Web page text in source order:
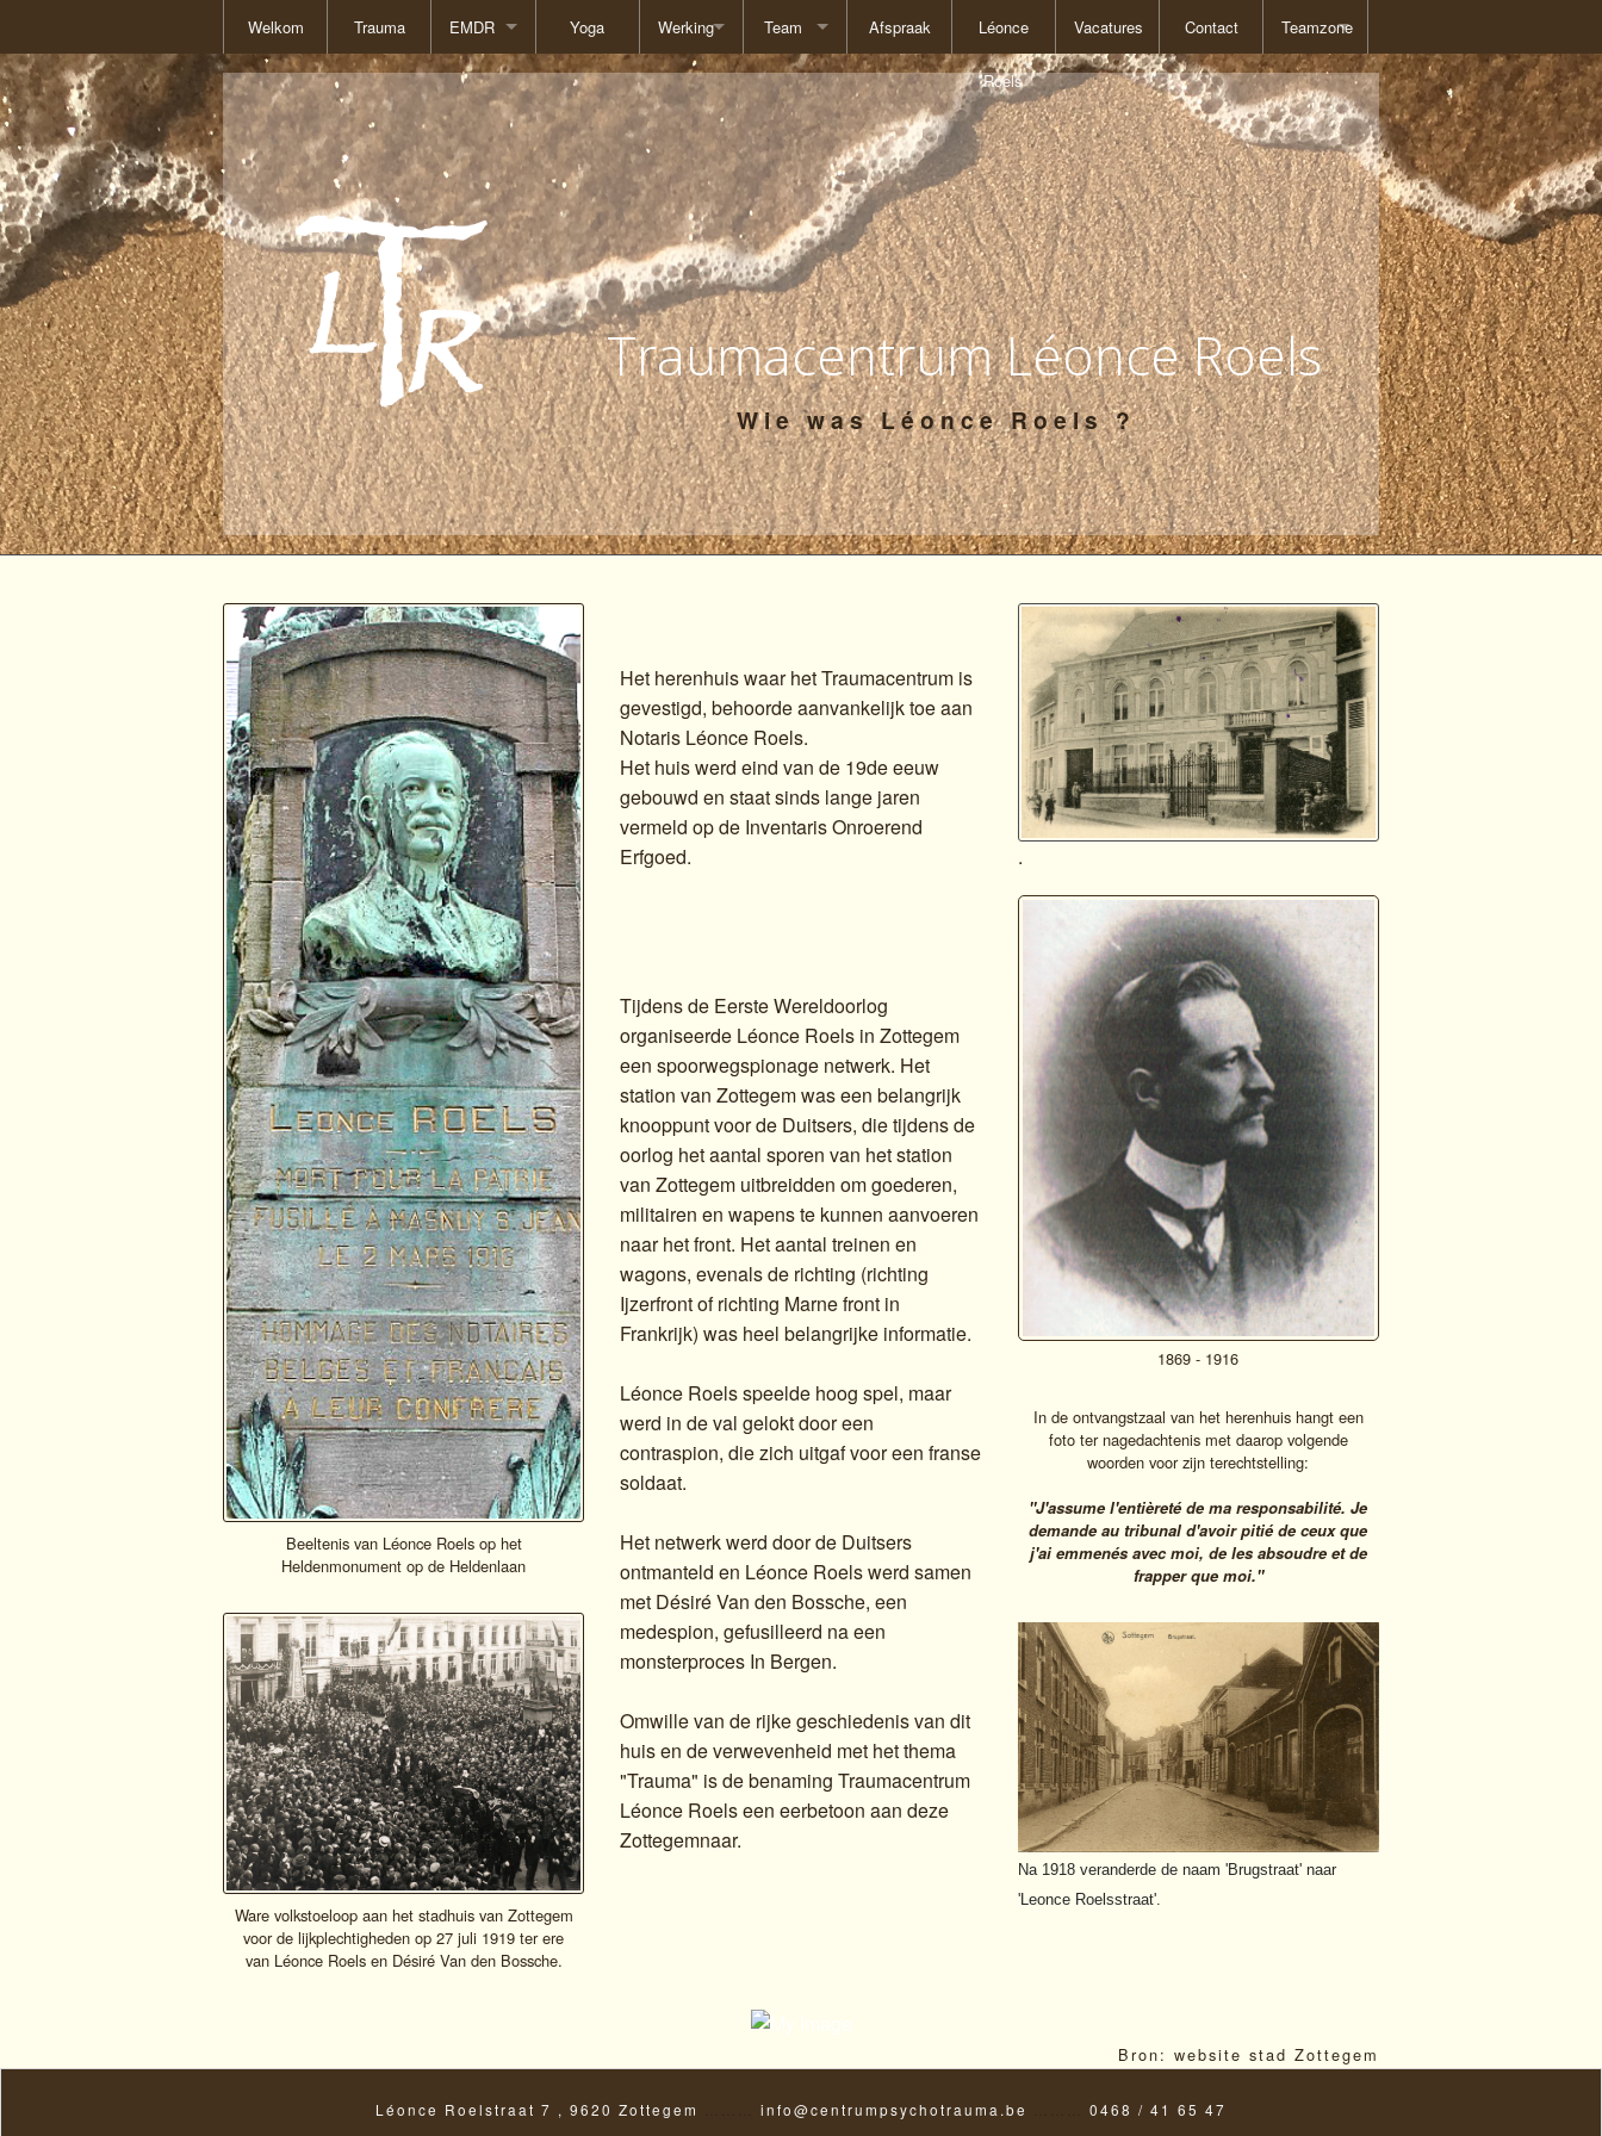
Welkom Trauma EMDR
Basisboek EMDR
Literatuur
Yoga Werking
Doelgroep
Werkwijze
Tarieven
Waarden
GDPR
Team
Ludwig Cornil
Iris Albrecht
Julie Bocquet
Frank Houben
Katrien Van Kerrebroeck
Margaux Lemesre
Annelies Mervielde
Lotte Simons
Stephanie Van Cauwenberghe
Elke van der Linden - van Dijke
Ellen Verheyen
Hannelore Vrijiders
Afspraak Léonce
Roels
Vacatures Contact Teamzone
Teamzone 2
Teamzone 3
Fiches
Basisboek EMDR
Traumacentrum Léonce Roels
Wie was Léonce Roels ?
Beeltenis van Léonce Roels op het
Heldenmonument op de Heldenlaan
Ware volkstoeloop aan het stadhuis van Zottegem
voor de lijkplechtigheden op 27 juli 1919 ter ere
van Léonce Roels en Désiré Van den Bossche.
Het herenhuis waar het Traumacentrum is
gevestigd, behoorde aanvankelijk toe aan
Notaris Léonce Roels.
Het huis werd eind van de 19de eeuw
gebouwd en staat sinds lange jaren
vermeld op de Inventaris Onroerend
Erfgoed.
Tijdens de Eerste Wereldoorlog
organiseerde Léonce Roels in Zottegem
een spoorwegspionage netwerk. Het
station van Zottegem was een belangrijk
knooppunt voor de Duitsers, die tijdens de
oorlog het aantal sporen van het station
van Zottegem uitbreidden om goederen,
militairen en wapens te kunnen aanvoeren
naar het front. Het aantal treinen en
wagons, evenals de richting (richting
Ijzerfront of richting Marne front in
Frankrijk) was heel belangrijke informatie.
Léonce Roels speelde hoog spel, maar
werd in de val gelokt door een
contraspion, die zich uitgaf voor een franse
soldaat.
Het netwerk werd door de Duitsers
ontmanteld en Léonce Roels werd samen
met Désiré Van den Bossche, een
medespion, gefusilleerd na een
monsterproces In Bergen.
Omwille van de rijke geschiedenis van dit
huis en de verwevenheid met het thema
"Trauma" is de benaming Traumacentrum
Léonce Roels een eerbetoon aan deze
Zottegemnaar.
.
1869 - 1916
In de ontvangstzaal van het herenhuis hangt een
foto ter nagedachtenis met daarop volgende
woorden voor zijn terechtstelling:
"J'assume l'entièreté de ma responsabilité. Je
demande au tribunal d'avoir pitié de ceux que
j'ai emmenés avec moi, de les absoudre et de
frapper que moi."
Na 1918 veranderde de naam 'Brugstraat' naar
'Leonce Roelsstraat'.
Bron: website stad Zottegem
Léonce Roelstraat 7 , 9620 Zottegem info@centrumpsychotrauma.be 0468 / 41 65 47